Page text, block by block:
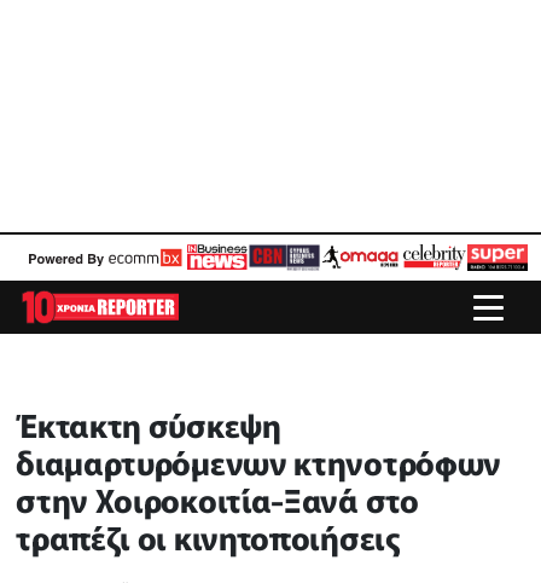
Έκτακτη σύσκεψη
διαμαρτυρόμενων κτηνοτρόφων
στην Χοιροκοιτία-Ξανά στο
τραπέζι οι κινητοποιήσεις